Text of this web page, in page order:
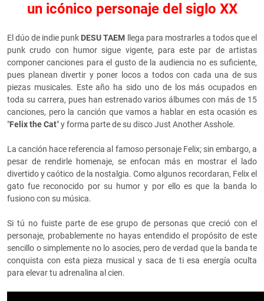
un icónico personaje del siglo XX
El dúo de indie punk DESU TAEM llega para mostrarles a todos que el
punk crudo con humor sigue vigente, para este par de artistas
componer canciones para el gusto de la audiencia no es suficiente,
pues planean divertir y poner locos a todos con cada una de sus
piezas musicales. Este año ha sido uno de los más ocupados en
toda su carrera, pues han estrenado varios álbumes con más de 15
canciones, pero la canción que vamos a hablar en esta ocasión es
"Felix the Cat" y forma parte de su disco Just Another Asshole.
La canción hace referencia al famoso personaje Felix; sin embargo, a
pesar de rendirle homenaje, se enfocan más en mostrar el lado
divertido y caótico de la nostalgia. Como algunos recordaran, Felix el
gato fue reconocido por su humor y por ello es que la banda lo
fusiono con su música.
Si tú no fuiste parte de ese grupo de personas que creció con el
personaje, probablemente no hayas entendido el propósito de este
sencillo o simplemente no lo asocies, pero de verdad que la banda te
conquista con esta pieza musical y saca de ti esa energía oculta
para elevar tu adrenalina al cien.